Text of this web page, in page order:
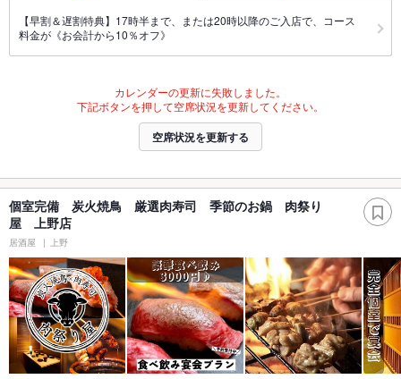
【早割＆遅割特典】17時半まで、または20時以降のご入店で、コース
料金が《お会計から10％オフ》
カレンダーの更新に失敗しました。
下記ボタンを押して空席状況を更新してください。
空席状況を更新する
個室完備 炭火焼鳥 厳選肉寿司 季節のお鍋 肉祭り
屋 上野店
居酒屋 上野